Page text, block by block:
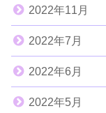
2022年11月
2022年7月
2022年6月
2022年5月